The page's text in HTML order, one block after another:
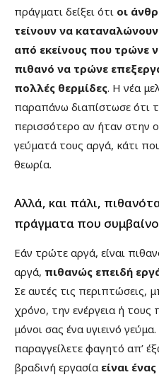
πράγματι δείξει ότι οι
τείνουν να
από εκείνους που τρώνε
πιθανό να τρώνε
πολλές θερμίδες. Η νέα
παραπάνω διαπίστωσε ότι
περισσότερο αν ήταν στην
γεύματά τους αργά, κάτι
θεωρία.
Αλλά, και πάλι,
πράγματα που
Εάν τρώτε αργά, είναι
αργά, πιθανώς επειδή
Σε αυτές τις περιπτώσεις,
χρόνο, την ενέργεια ή τους
μόνοι σας ένα υγιεινό
παραγγείλετε φαγητό απ’
βραδινή εργασία είναι